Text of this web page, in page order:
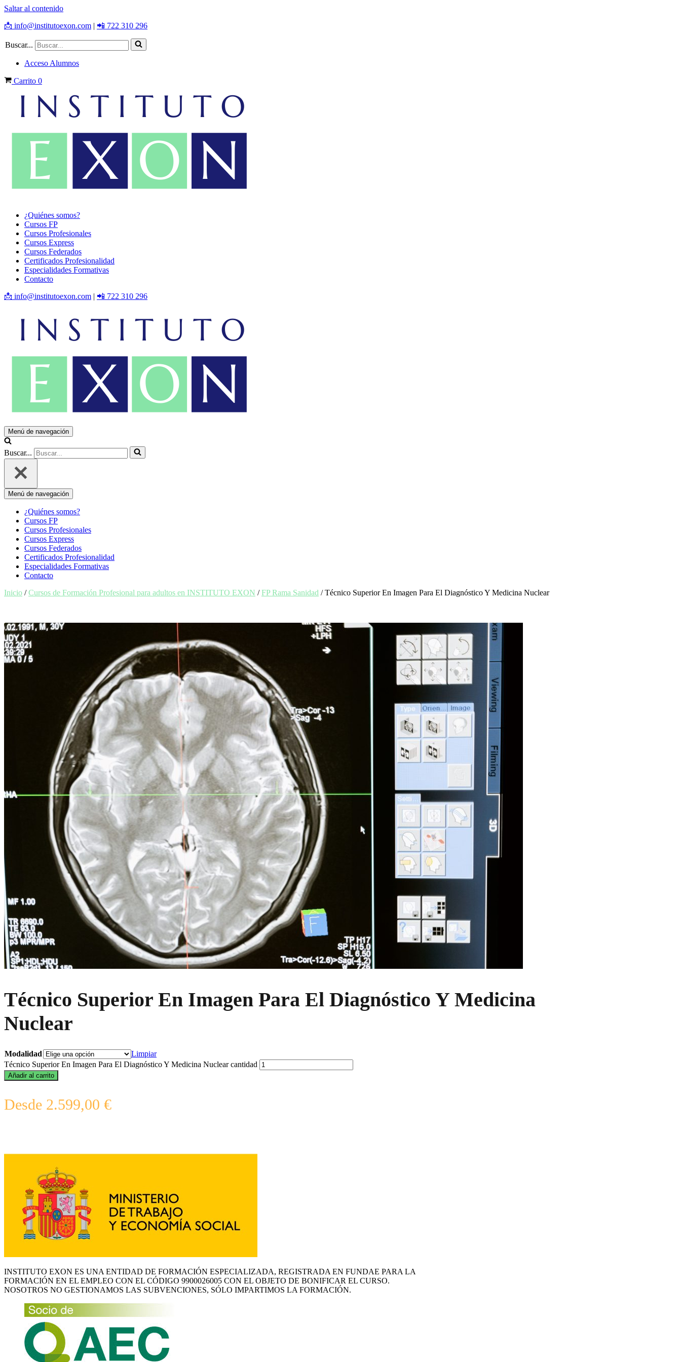
Saltar al contenido
📩 info@institutoexon.com | 📲 722 310 296
Buscar...
Acceso Alumnos
Carrito 0
¿Quiénes somos?
Cursos FP
Cursos Profesionales
Cursos Express
Cursos Federados
Certificados Profesionalidad
Especialidades Formativas
Contacto
📩 info@institutoexon.com | 📲 722 310 296
Menú de navegación
Buscar...
Menú de navegación
¿Quiénes somos?
Cursos FP
Cursos Profesionales
Cursos Express
Cursos Federados
Certificados Profesionalidad
Especialidades Formativas
Contacto
Inicio /Cursos de Formación Profesional para adultos en INSTITUTO EXON /FP Rama Sanidad / Técnico Superior En Imagen Para El Diagnóstico Y Medicina Nuclear
Técnico Superior En Imagen Para El Diagnóstico Y Medicina
Nuclear
Modalidad
Limpiar
Técnico Superior En Imagen Para El Diagnóstico Y Medicina Nuclear cantidad
Añadir al carrito
Desde 2.599,00 €
INSTITUTO EXON ES UNA ENTIDAD DE FORMACIÓN ESPECIALIZADA, REGISTRADA EN FUNDAE PARA LA
FORMACIÓN EN EL EMPLEO CON EL CÓDIGO 9900026005 CON EL OBJETO DE BONIFICAR EL CURSO.
NOSOTROS NO GESTIONAMOS LAS SUBVENCIONES, SÓLO IMPARTIMOS LA FORMACIÓN.